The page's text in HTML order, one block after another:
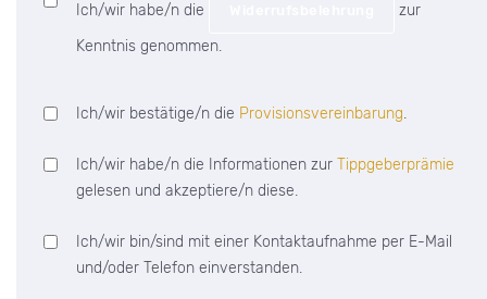
Ich/wir habe/n die
zur
Kenntnis genommen.
Ich/wir bestätige/n die Provisionsvereinbarung.
Ich/wir habe/n die Informationen zur Tippgeberprämie
gelesen und akzeptiere/n diese.
Ich/wir bin/sind mit einer Kontaktaufnahme per E-Mail
und/oder Telefon einverstanden.